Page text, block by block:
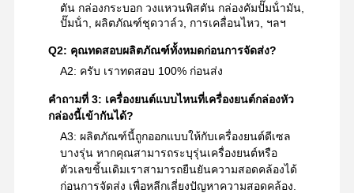
ตัน กล่องกระบอก วงแหวนพิสตัน กล่องคัมปั๊มน้ํามัน,
ปั๊มน้ํา, ผลิตภัณฑ์ชุดวาล์ว, การเคลื่อนไหว, ฯลฯ
Q2: คุณทดสอบผลิตภัณฑ์ทั้งหมดก่อนการจัดส่ง?
A2: ครับ เราทดสอบ 100% ก่อนส่ง
คําถามที่ 3: เครื่องยนต์แบบไหนที่เครื่องยนต์กล่องหัว
กล่องนี้เข้ากันได้?
A3: ผลิตภัณฑ์นี้ถูกออกแบบให้กับเครื่องยนต์ดีเซล
บางรุ่น หากคุณสามารถระบุรุ่นเครื่องยนต์หรือ
ตัวเลขชิ้นเดิมเราสามารถยืนยันความสอดคล้องได้
ก่อนการจัดส่ง เพื่อหลีกเลี่ยงปัญหาความสอดคล้อง.